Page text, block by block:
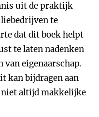
uit de praktijk
te
dat dit boek helpt
te laten nadenken
van eigenaarschap.
kan bijdragen aan
niet altijd makkelijke